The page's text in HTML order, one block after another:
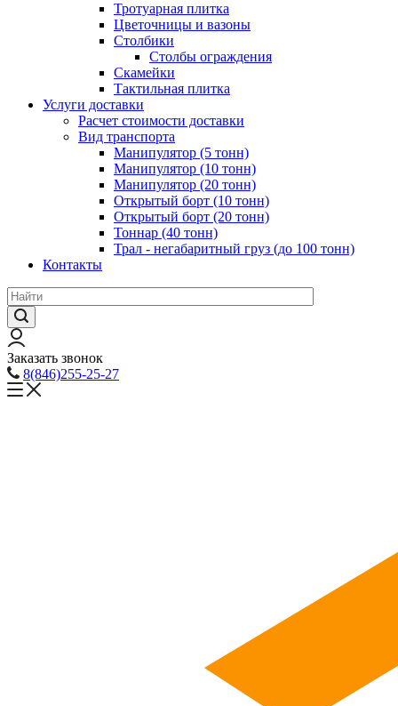
Тротуарная плитка
Цветочницы и вазоны
Столбики
Столбы ограждения
Скамейки
Тактильная плитка
Услуги доставки
Расчет стоимости доставки
Вид транспорта
Манипулятор (5 тонн)
Манипулятор (10 тонн)
Манипулятор (20 тонн)
Открытый борт (10 тонн)
Открытый борт (20 тонн)
Тоннар (40 тонн)
Трал - негабаритный груз (до 100 тонн)
Контакты
Заказать звонок
8(846)255-25-27